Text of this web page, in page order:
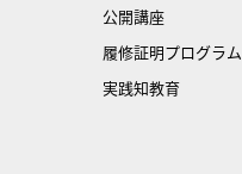
公開講座
履修証明プログラム
実践知教育